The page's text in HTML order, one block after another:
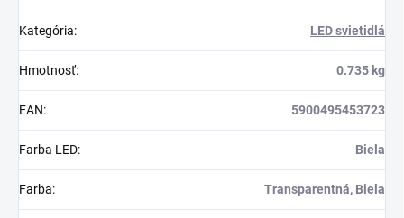
Kategória: LED svietidlá
Hmotnosť: 0.735 kg
EAN: 5900495453723
Farba LED: Biela
Farba: Transparentná, Biela